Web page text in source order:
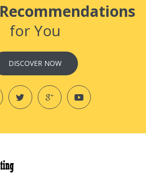
Recommendations
for You
DISCOVER NOW